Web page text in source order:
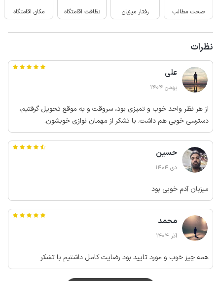
صحت مطالب
رفتار میزبان
نظافت اقامتگاه
مکان اقامتگاه
نظرات
علی
بهمن 1404
از هر نظر واحد خوب و تمیزی بود، سروقت و به موقع تحویل گرفتیم،
دسترسی خوبی هم داشت. با تشکر از مهمان نوازی خوبشون.
حسین
دی 1404
میزبان آدم خوبی بود
محمد
آذر 1404
همه چیز خوب و مورد تایید بود رضایت کامل داشتیم با تشکر